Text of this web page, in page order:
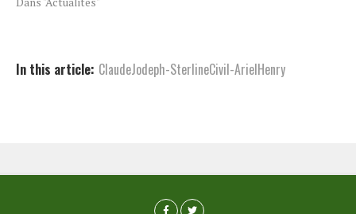
In this article: ClaudeJodeph-SterlineCivil-ArielHenry